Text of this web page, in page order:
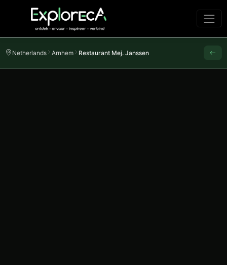
Netherlands Arnhem Restaurant Mej. Janssen